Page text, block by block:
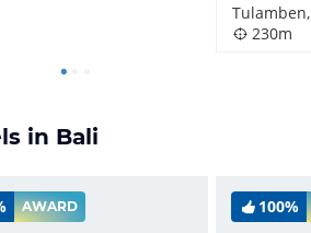
230m
in Bali
AWARD 100%